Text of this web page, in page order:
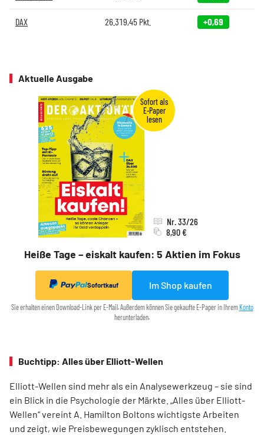
DAX 26.319,45Pkt. +0,69
Aktuelle Ausgabe
Heiße Tage – eiskalt kaufen: 5 Aktien im Fokus
Nr. 33/26
8,90 €
Sofortkauf Im Shop kaufen
Sie erhalten einen Download-Link per E-Mail. Außerdem können Sie gekaufte E-Paper in IhremKonto
herunterladen.
Buchtipp: Alles über Elliott-Wellen
Elliott-Wellen sind mehr als ein Analysewerkzeug – sie sind
ein Blick in die Psychologie der Märkte. „Alles über Elliott-
Wellen“ vereint A. Hamilton Boltons wichtigste Arbeiten
und zeigt, wie Preisbewegungen zyklisch entstehen.